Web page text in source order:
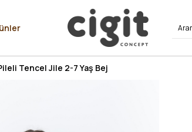
Tencel Jile 2-7 Yaş Bej